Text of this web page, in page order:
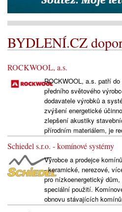
BYDLENÍ.CZ
ROCKWOOL, a.s.
ROCKWOOL, a.s. patří
předního světového
dodavatele výrobků a
zvýšení energetické
zlepšení akustiky
přírodním materiálem, je
Schiedel s.r.o. - komínové systémy
Výrobce a prodejce
- keramické, nerezové,
pro nízkoenergetický
speciální použití.
obnovu stávajících